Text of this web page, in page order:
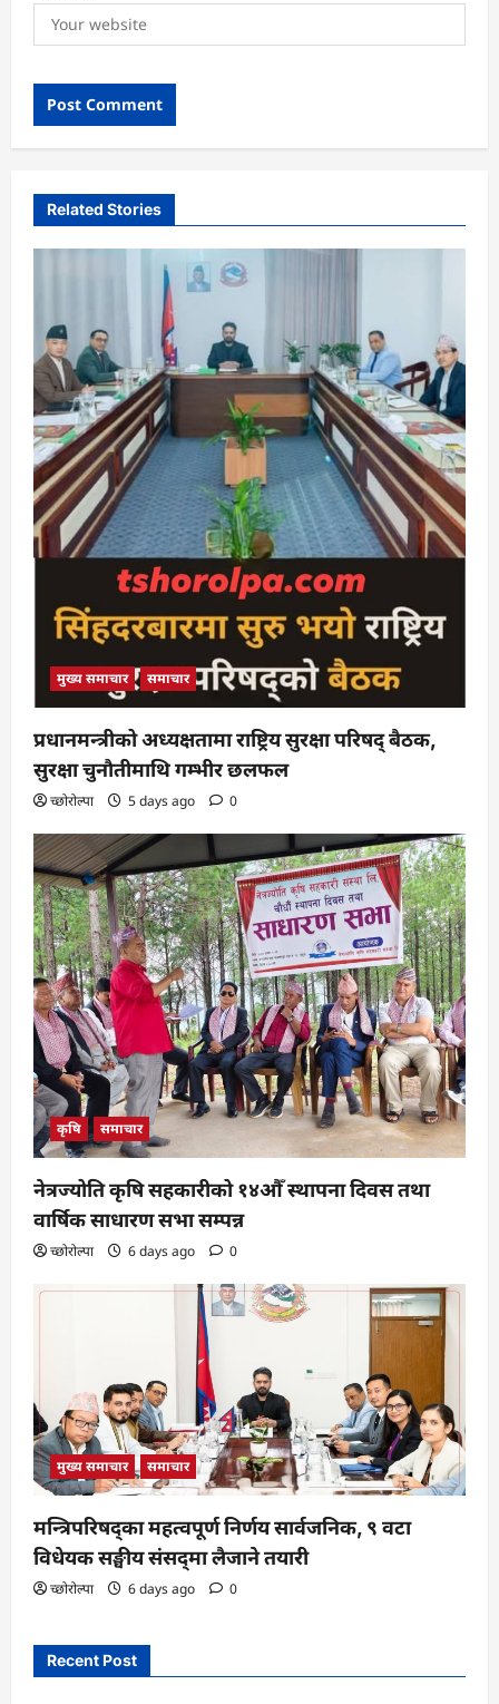
Related Stories
मुख्य समाचार समाचार
प्रधानमन्त्रीको अध्यक्षतामा राष्ट्रिय सुरक्षा परिषद् बैठक,
सुरक्षा चुनौतीमाथि गम्भीर छलफल
च्छोरोल्पा 5 days ago 0
कृषि समाचार
नेत्रज्योति कृषि सहकारीको १४औँ स्थापना दिवस तथा
वार्षिक साधारण सभा सम्पन्न
च्छोरोल्पा 6 days ago 0
मुख्य समाचार समाचार
मन्त्रिपरिषद्का महत्वपूर्ण निर्णय सार्वजनिक, ९ वटा
विधेयक सङ्घीय संसद्‌मा लैजाने तयारी
च्छोरोल्पा 6 days ago 0
Recent Post